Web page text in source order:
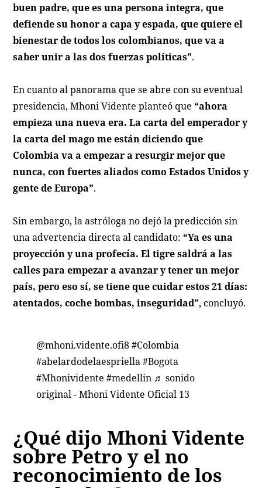
buen padre, que es una persona integra, que
defiende su honor a capa y espada, que quiere el
bienestar de todos los colombianos, que va a
saber unir a las dos fuerzas políticas”.
En cuanto al panorama que se abre con su eventual
presidencia, Mhoni Vidente planteó que “ahora
empieza una nueva era. La carta del emperador y
la carta del mago me están diciendo que
Colombia va a empezar a resurgir mejor que
nunca, con fuertes aliados como Estados Unidos y
gente de Europa”.
Sin embargo, la astróloga no dejó la predicción sin
una advertencia directa al candidato: “Ya es una
proyección y una profecía. El tigre saldrá a las
calles para empezar a avanzar y tener un mejor
país, pero eso sí, se tiene que cuidar estos 21 días:
atentados, coche bombas, inseguridad”, concluyó.
@mhoni.vidente.ofi8 #Colombia
#abelardodelaespriella #Bogota
#Mhonividente #medellin ♬ sonido
original - Mhoni Vidente Oficial 13
¿Qué dijo Mhoni Vidente
sobre Petro y el no
reconocimiento de los